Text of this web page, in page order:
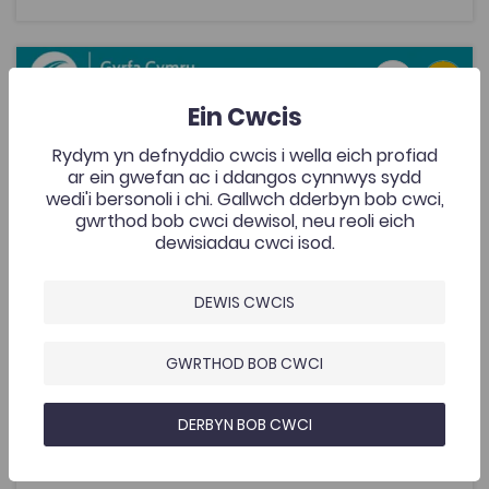
Cwis Paru Swyddi
Ychwanegwyd: 22/06/2020 2.6K
Cwis Paru Swyddi
Cwis Paru Swyddi
2.6K
Tagiau
Gyrfaoedd Addysg Ôl-16
Gyrfa Cymru
Adnodda gan Gyrfa Cymru ar gyfer pob ystod oedran
AGOR
Ein Cwcis
Rydym yn defnyddio cwcis i wella eich profiad
ar ein gwefan ac i ddangos cynnwys sydd
wedi'i bersonoli i chi. Gallwch dderbyn bob cwci,
gwrthod bob cwci dewisol, neu reoli eich
dewisiadau cwci isod.
DEWIS CWCIS
GWRTHOD BOB CWCI
DERBYN BOB CWCI